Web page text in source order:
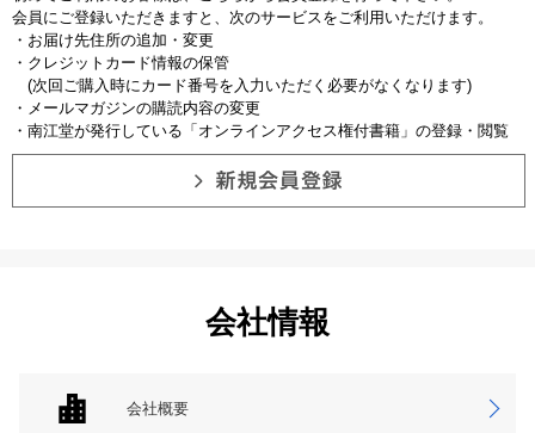
会員にご登録いただきますと、次のサービスをご利用いただけます。
・お届け先住所の追加・変更
・クレジットカード情報の保管
(次回ご購入時にカード番号を入力いただく必要がなくなります)
・メールマガジンの購読内容の変更
・南江堂が発行している「オンラインアクセス権付書籍」の登録・閲覧
会社情報
会社概要